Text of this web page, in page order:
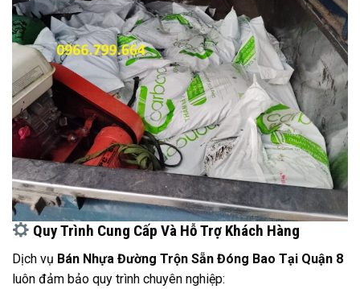
Quy Trình Cung Cấp Và Hỗ Trợ Khách Hàng
Dịch vụ Bán Nhựa Đường Trộn Sẵn Đóng Bao Tại Quận 8
luôn đảm bảo quy trình chuyên nghiệp: